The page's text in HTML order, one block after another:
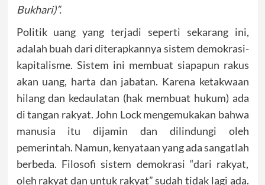
Bukhari)”.
Politik uang yang terjadi seperti sekarang ini,
adalah buah dari diterapkannya sistem demokrasi-
kapitalisme. Sistem ini membuat siapapun rakus
akan uang, harta dan jabatan. Karena ketakwaan
hilang dan kedaulatan (hak membuat hukum) ada
di tangan rakyat. John Lock mengemukakan bahwa
manusia itu dijamin dan dilindungi oleh
pemerintah. Namun, kenyataan yang ada sangatlah
berbeda. Filosofi sistem demokrasi “dari rakyat,
oleh rakyat dan untuk rakyat” sudah tidak lagi ada.